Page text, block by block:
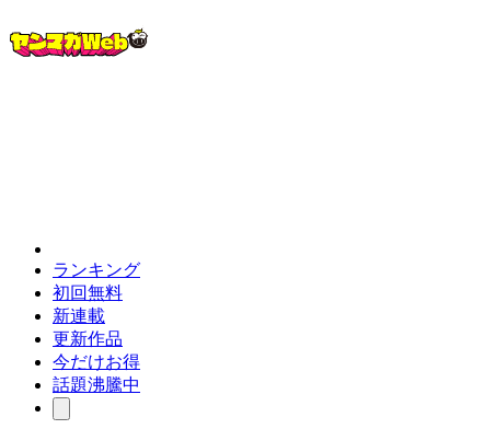
ランキング
初回無料
新連載
更新作品
今だけお得
話題沸騰中